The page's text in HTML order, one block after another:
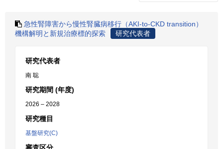
急性腎障害から慢性腎臓病移行（AKI-to-CKD transition）
機構解明と新規治療標的探索
研究代表者
研究代表者
南 聡
研究期間 (年度)
2026 – 2028
研究種目
基盤研究(C)